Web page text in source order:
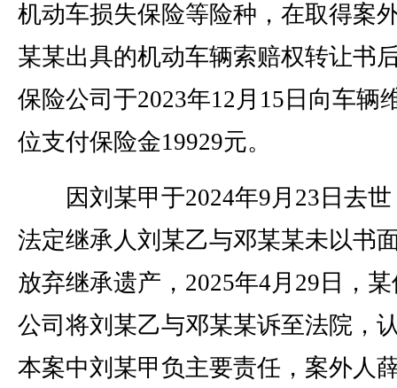
机动车损失保险等险种，在取得案
某某出具的机动车辆索赔权转让书
保险公司于2023年12月15日向车辆
位支付保险金19929元。
因刘某甲于2024年9月23日去世
法定继承人刘某乙与邓某某未以书
放弃继承遗产，2025年4月29日，
公司将刘某乙与邓某某诉至法院，
本案中刘某甲负主要责任，案外人